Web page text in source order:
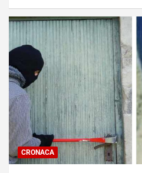
CRONACA